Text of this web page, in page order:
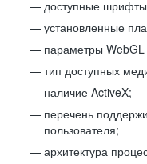
доступные
установленные
параметры WebGL
тип доступных
наличие ActiveX;
перечень
пользователя;
архитектура